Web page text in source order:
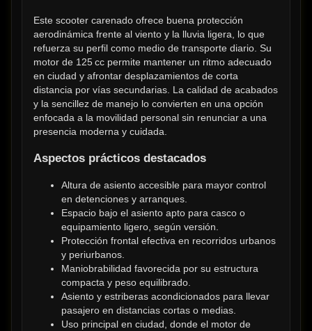
Este scooter carenado ofrece buena protección
aerodinámica frente al viento y la lluvia ligera, lo que
refuerza su perfil como medio de transporte diario. Su
motor de 125 cc permite mantener un ritmo adecuado
en ciudad y afrontar desplazamientos de corta
distancia por vías secundarias. La calidad de acabados
y la sencillez de manejo lo convierten en una opción
enfocada a la movilidad personal sin renunciar a una
presencia moderna y cuidada.
Aspectos prácticos destacados
Altura de asiento accesible para mayor control
en detenciones y arranques.
Espacio bajo el asiento apto para casco o
equipamiento ligero, según versión.
Protección frontal efectiva en recorridos urbanos
y periurbanos.
Maniobrabilidad favorecida por su estructura
compacta y peso equilibrado.
Asiento y estriberas acondicionados para llevar
pasajero en distancias cortas o medias.
Uso principal en ciudad, donde el motor de